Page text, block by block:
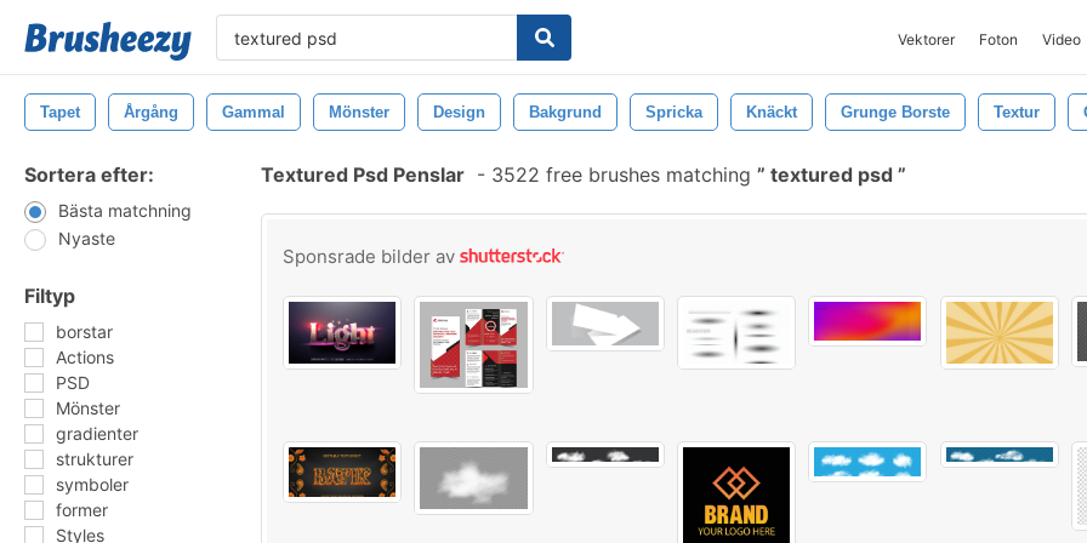
Vektorer Foton Video
Tapet Årgång Gammal Mönster Design Bakgrund Spricka Knäckt Grunge Borste Textur
Sortera efter:
Bästa matchning
Nyaste
Filtyp
borstar
Actions
PSD
Mönster
gradienter
strukturer
symboler
former
Styles
Textured Psd Penslar - 3522 free brushes matching textured psd
Sponsrade bilder av